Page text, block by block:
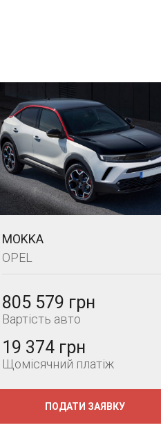
MOKKA
OPEL
805 579 грн
Вартість авто
19 374 грн
Щомісячний платіж
ПОДАТИ ЗАЯВКУ